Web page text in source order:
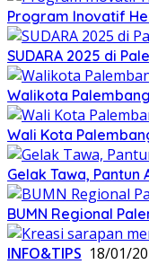
Program Inovatif
SUDARA 2025 di
Walikota
Wali Kota
Gelak Tawa, Pantun
BUMN Regional
INFO&TIPS 18/01/